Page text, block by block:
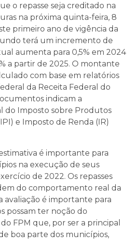
o repasse seja creditado na
na próxima quinta-feira, 8
primeiro ano de vigência da
terá um incremento de
aumenta para 0,5% em 2024
a partir de 2025. O montante
com base em relatórios
da Receita Federal do
indicam a
do Imposto sobre Produtos
e Imposto de Renda (IR)
é importante para
na execução de seus
de 2022. Os repasses
do comportamento real da
avaliação é importante para
possam ter noção do
FPM que, por ser a principal
boa parte dos municípios,